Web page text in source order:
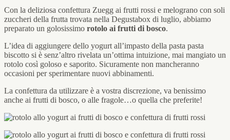
Con la deliziosa confettura Zuegg ai frutti rossi e melograno con soli
zuccheri della frutta trovata nella Degustabox di luglio, abbiamo
preparato un golosissimo rotolo ai frutti di bosco.
L’idea di aggiungere dello yogurt all’impasto della pasta pasta
biscotto si è senz’altro rivelata un’ottima intuizione, mai mangiato un
rotolo così goloso e saporito. Sicuramente non mancheranno
occasioni per sperimentare nuovi abbinamenti.
La confettura da utilizzare è a vostra discrezione, va benissimo
anche ai frutti di bosco, o alle fragole…o quella che preferite!